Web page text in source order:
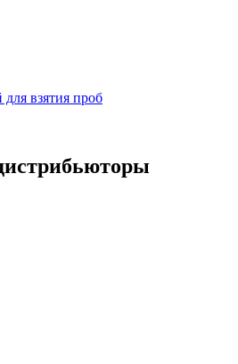
взятия проб